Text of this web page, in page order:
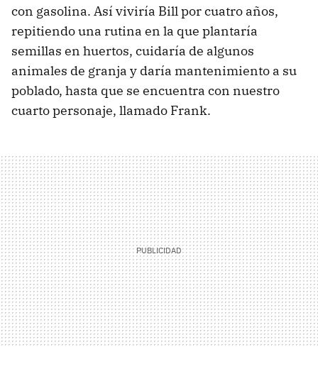
con gasolina. Así viviría Bill por cuatro años,
repitiendo una rutina en la que plantaría
semillas en huertos, cuidaría de algunos
animales de granja y daría mantenimiento a su
poblado, hasta que se encuentra con nuestro
cuarto personaje, llamado Frank.